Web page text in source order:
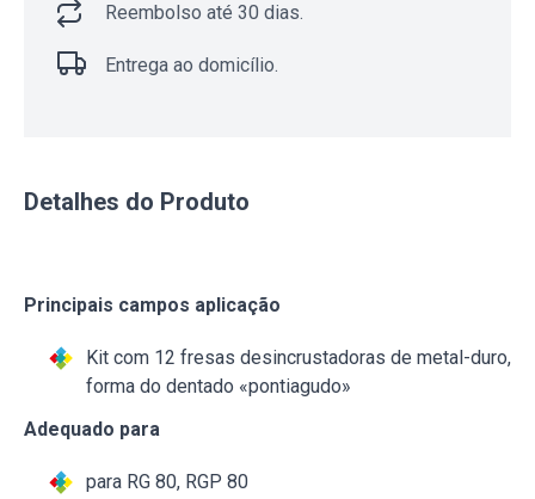
Reembolso até 30 dias.
Entrega ao domicílio.
Detalhes do Produto
Principais campos aplicação
Kit com 12 fresas desincrustadoras de metal-duro,
forma do dentado «pontiagudo»
Adequado para
para RG 80, RGP 80